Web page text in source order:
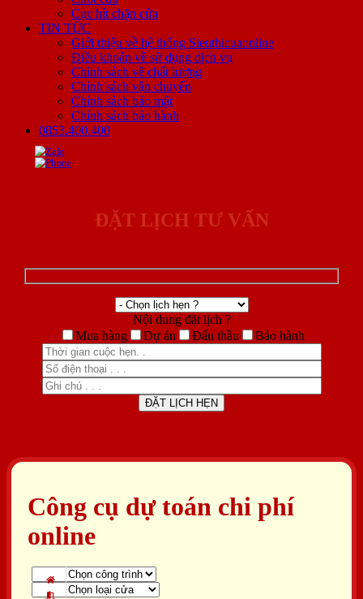
Cục hít chặn cửa
TIN TỨC
Giới thiệu về hệ thống Sieuthicuaonline
Điều khoản về sử dụng dịch vụ
Chính sách về chất lượng
Chính sách vận chuyển
Chính sách bảo mật
Chính sách bảo hành
0853.400.400
ĐẶT LỊCH TƯ VẤN
Nội dung đặt lịch ?
Mua hàng
Dự án Đấu thầu Bảo hành
Công cụ dự toán chi phí
online